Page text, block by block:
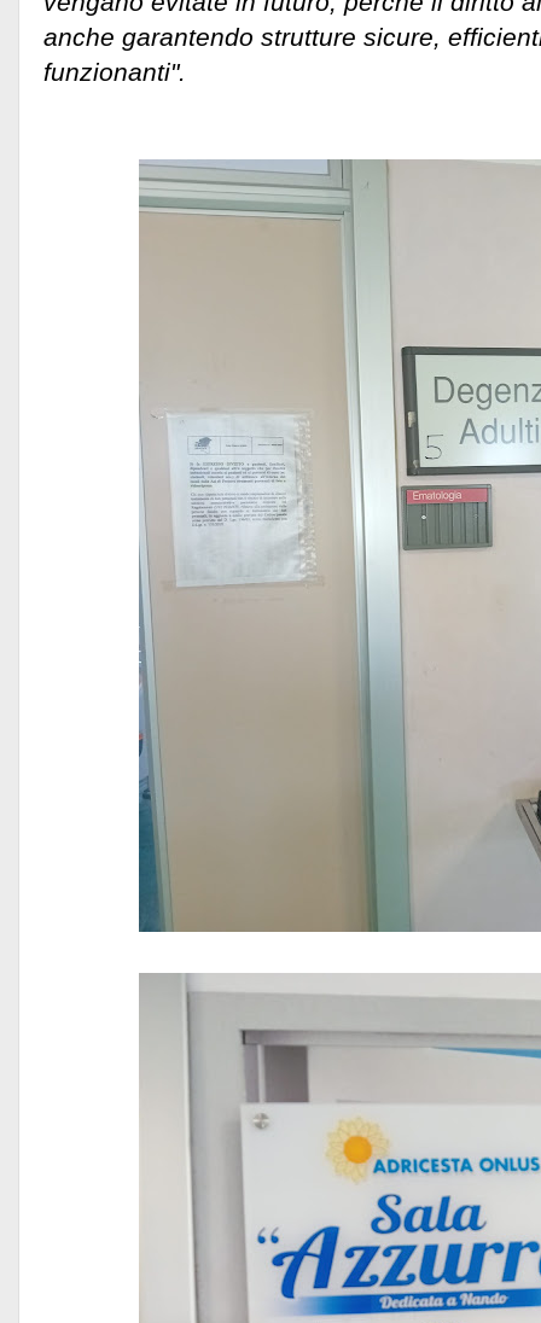
anche garantendo strutture sicure,
funzionanti".